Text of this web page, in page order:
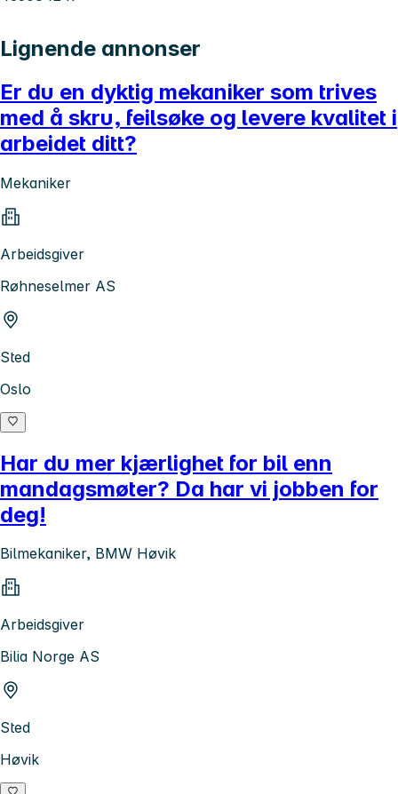
Lignende annonser
Er du en dyktig mekaniker som trives
med å skru, feilsøke og levere kvalitet i
arbeidet ditt?
Mekaniker
Arbeidsgiver
Røhneselmer AS
Sted
Oslo
Har du mer kjærlighet for bil enn
mandagsmøter? Da har vi jobben for
deg!
Bilmekaniker, BMW Høvik
Arbeidsgiver
Bilia Norge AS
Sted
Høvik